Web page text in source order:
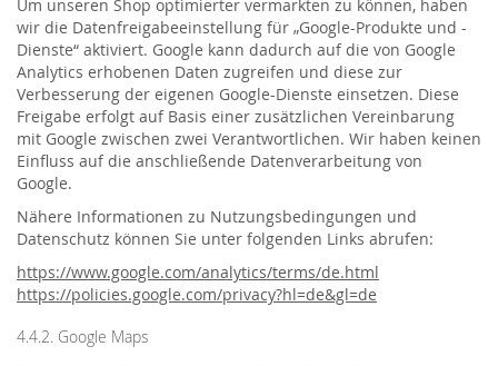
Um unseren Shop optimierter vermarkten zu können, haben
wir die Datenfreigabeeinstellung für „Google-Produkte und -
Dienste“ aktiviert. Google kann dadurch auf die von Google
Analytics erhobenen Daten zugreifen und diese zur
Verbesserung der eigenen Google-Dienste einsetzen. Diese
Freigabe erfolgt auf Basis einer zusätzlichen Vereinbarung
mit Google zwischen zwei Verantwortlichen. Wir haben keinen
Einfluss auf die anschließende Datenverarbeitung von
Google.
Nähere Informationen zu Nutzungsbedingungen und
Datenschutz können Sie unter folgenden Links abrufen:
https://www.google.com/analytics/terms/de.html
https://policies.google.com/privacy?hl=de&gl=de
4.4.2. Google Maps